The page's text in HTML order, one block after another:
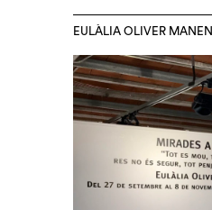
EULÀLIA OLIVER MANEN